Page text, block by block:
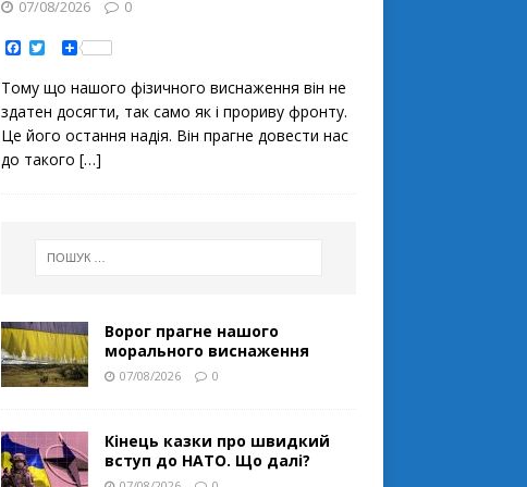
07/08/2026 0
F
a
e
b
o
o
k
T
w
t
t
e
r
S
h
r
e
Тому що нашого фізичного виснаження він не
здатен досягти, так само як і прориву фронту.
Це його остання надія. Він прагне довести нас
до такого […]
Ворог прагне нашого
морального виснаження
07/08/2026 0
Кінець казки про швидкий
вступ до НАТО. Що далі?